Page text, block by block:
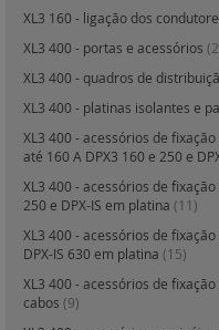
XL3 160 - ligação dos
XL3 400 - portas e acessórios
XL3 400 - quadros de
XL3 400 - platinas isolantes e
XL3 400 - acessórios de
até 160 A DPX3 160 e 250 e
XL3 400 - acessórios de
250 e DPX-IS em platina (11)
XL3 400 - acessórios de
DPX-IS 630 em platina (15)
XL3 400 - acessórios de
cabos (9)